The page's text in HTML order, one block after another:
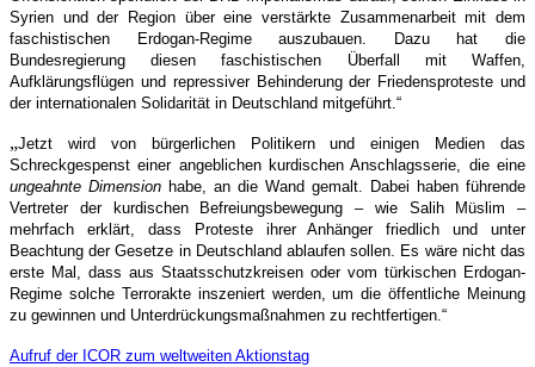
Syrien und der Region über eine verstärkte Zusammenarbeit mit dem
faschistischen Erdogan-Regime auszubauen. Dazu hat die
Bundesregierung diesen faschistischen Überfall mit Waffen,
Aufklärungsflügen und repressiver Behinderung der Friedensproteste und
der internationalen Solidarität in Deutschland mitgeführt.“
„Jetzt wird von bürgerlichen Politikern und einigen Medien das
Schreckgespenst einer angeblichen kurdischen Anschlagsserie, die eine
ungeahnte Dimension habe, an die Wand gemalt. Dabei haben führende
Vertreter der kurdischen Befreiungsbewegung – wie Salih Müslim –
mehrfach erklärt, dass Proteste ihrer Anhänger friedlich und unter
Beachtung der Gesetze in Deutschland ablaufen sollen. Es wäre nicht das
erste Mal, dass aus Staatsschutzkreisen oder vom türkischen Erdogan-
Regime solche Terrorakte inszeniert werden, um die öffentliche Meinung
zu gewinnen und Unterdrückungsmaßnahmen zu rechtfertigen.“
Aufruf der ICOR zum weltweiten Aktionstag